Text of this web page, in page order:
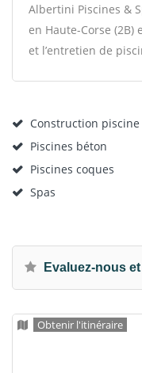
Albertini Piscines &
en Haute-Corse
et l’entretien de
Construction piscine
Piscines béton
Piscines coques
Spas
Evaluez-nous
Obtenir l'itinéraire